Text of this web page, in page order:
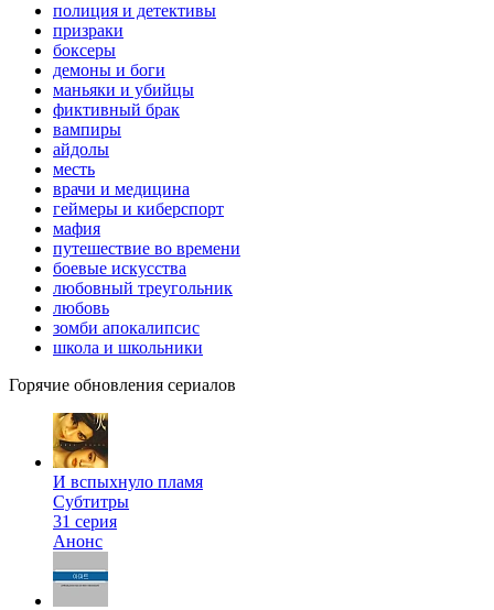
полиция и детективы
призраки
боксеры
демоны и боги
маньяки и убийцы
фиктивный брак
вампиры
айдолы
месть
врачи и медицина
геймеры и киберспорт
мафия
путешествие во времени
боевые искусства
любовный треугольник
любовь
зомби апокалипсис
школа и школьники
Горячие обновления сериалов
И вспыхнуло пламя
Субтитры
31 серия
Анонс